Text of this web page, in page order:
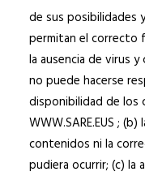
de sus posibilidades
permitan el correcto
la ausencia de virus
no puede hacerse
disponibilidad de los
WWW.SARE.EUS ;
contenidos ni la
pudiera ocurrir; (c) la